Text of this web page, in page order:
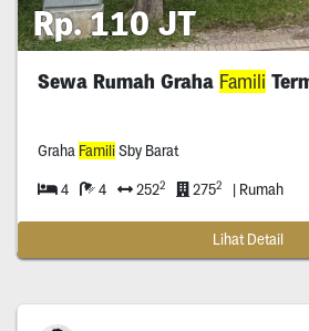
Rp. 110 JT
Sewa Rumah Graha Famili
Graha FamiliSby Barat
4 4 2522 2752 | Rumah
Lihat Detail